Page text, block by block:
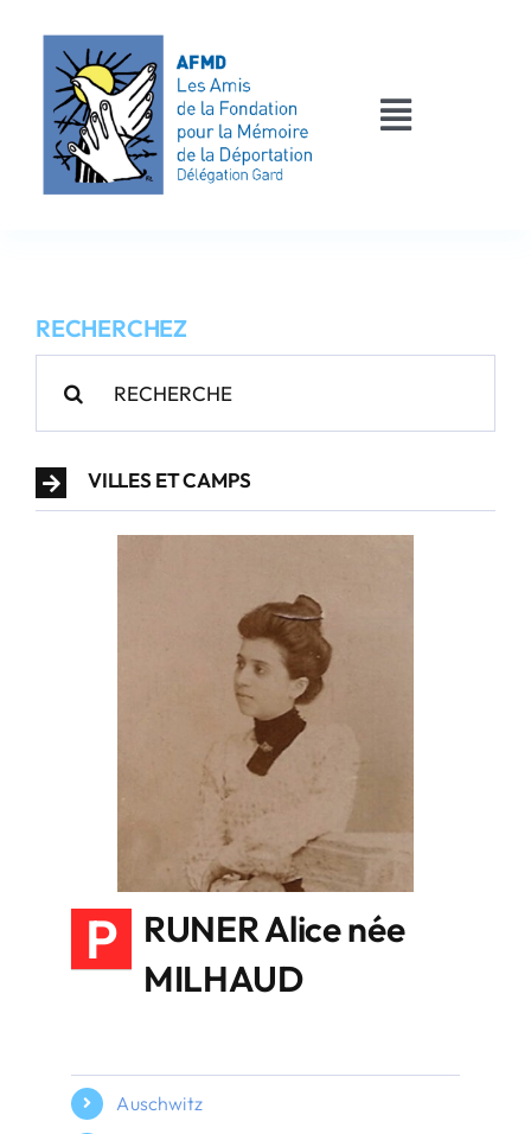
contenu
Toggle
AFMD 30
Les victimes
RECHERCHEZ
VILLES ET CAMPS
P
RUNER Alice née
MILHAUD
Auschwitz